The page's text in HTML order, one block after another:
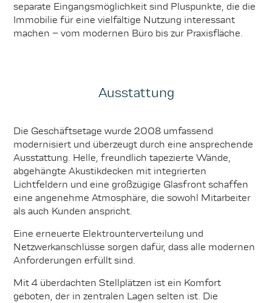
separate Eingangsmöglichkeit sind Pluspunkte, die die
Immobilie für eine vielfältige Nutzung interessant
machen – vom modernen Büro bis zur Praxisfläche.
Ausstattung
Die Geschäftsetage wurde 2008 umfassend
modernisiert und überzeugt durch eine ansprechende
Ausstattung. Helle, freundlich tapezierte Wände,
abgehängte Akustikdecken mit integrierten
Lichtfeldern und eine großzügige Glasfront schaffen
eine angenehme Atmosphäre, die sowohl Mitarbeiter
als auch Kunden anspricht.
Eine erneuerte Elektrounterverteilung und
Netzwerkanschlüsse sorgen dafür, dass alle modernen
Anforderungen erfüllt sind.
Mit 4 überdachten Stellplätzen ist ein Komfort
geboten, der in zentralen Lagen selten ist. Die